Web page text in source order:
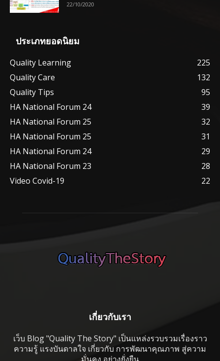
22/10/2020
ประเภทยอดนิยม
Quality Learning
225
Quality Care
132
Quality Tips
95
HA National Forum 24
39
HA National Forum 25
32
HA National Forum 25
31
HA National Forum 24
29
HA National Forum 23
28
Video Covid-19
22
เกี่ยวกับเรา
เว็บ Blog "Quality The Story" เป็นแหล่งรวบรวมเรื่องราว
ความรู้ แรงบันดาลใจ เกี่ยวกับ การพัฒนาคุณภาพ สู่ความ